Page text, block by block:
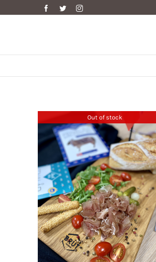
FacebookTwitterInstagram
Out of stock